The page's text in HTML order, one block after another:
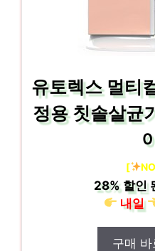
유토렉스 멀티
정용 칫솔살균
[
28% 할인
내일
구매 바